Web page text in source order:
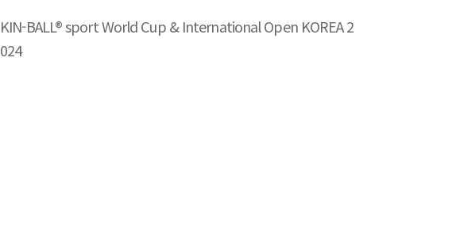
KIN-BALL® sport World Cup & International Open KOREA 2
024